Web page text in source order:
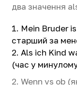
два значення
Mein Bruder
старший за
Als ich Kind
(час у
2. Wenn vs ob